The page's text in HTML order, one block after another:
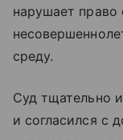
нарушает право
среду.
Суд тщательно
и согласился с